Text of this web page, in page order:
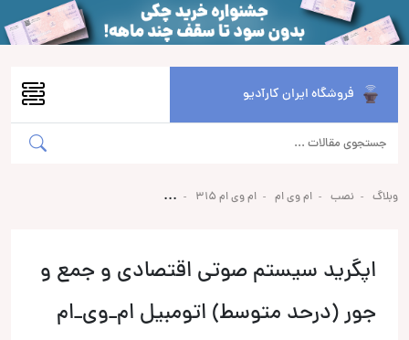
فروشگاه ایران کارآدیو
وبلاگ نصب ام وی ام ام وی ام 315
اپگرید سیستم صوتی اقتصادی و جمع و
جور (درحد متوسط) اتومبیل ام_وی_ام